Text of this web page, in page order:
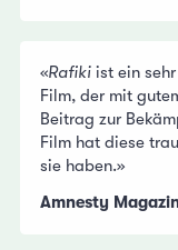
«Rafiki ist ein
Film, der mit
Beitrag zur
Film hat diese
sie haben.»
Amnesty